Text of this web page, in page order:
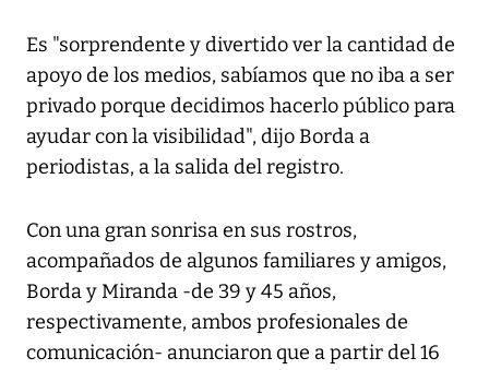
Es "sorprendente y divertido ver la cantidad de
apoyo de los medios, sabíamos que no iba a ser
privado porque decidimos hacerlo público para
ayudar con la visibilidad", dijo Borda a
periodistas, a la salida del registro.
Con una gran sonrisa en sus rostros,
acompañados de algunos familiares y amigos,
Borda y Miranda -de 39 y 45 años,
respectivamente, ambos profesionales de
comunicación- anunciaron que a partir del 16